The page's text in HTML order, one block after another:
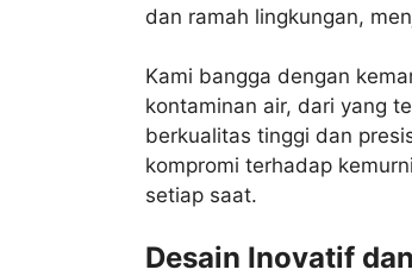
dan ramah lingkungan,
Kami bangga dengan
kontaminan air, dari yang
berkualitas tinggi dan
kompromi terhadap
setiap saat.
Desain Inovatif